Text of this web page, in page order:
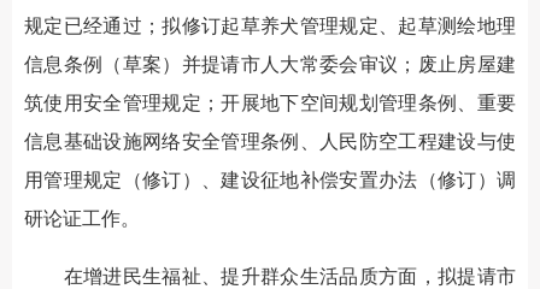
规定已经通过；拟修订起草养犬管理规定、起草测绘地理
信息条例（草案）并提请市人大常委会审议；废止房屋建
筑使用安全管理规定；开展地下空间规划管理条例、重要
信息基础设施网络安全管理条例、人民防空工程建设与使
用管理规定（修订）、建设征地补偿安置办法（修订）调
研论证工作。
在增进民生福祉、提升群众生活品质方面，拟提请市